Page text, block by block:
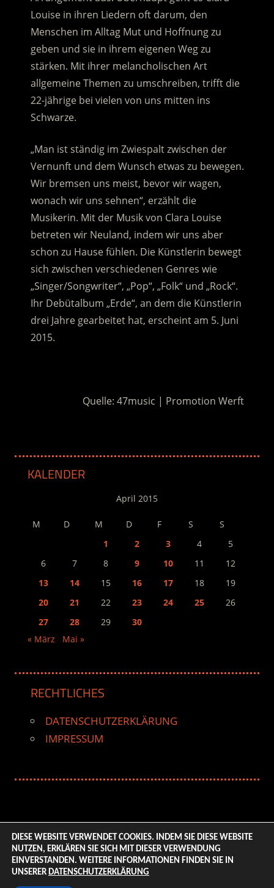
Louise in ihren Liedern oft darum, den
Menschen im Alltag Mut und Hoffnung zu
geben und sie in ihrem eigenen Weg zu
stärken. Mit ihrer melancholischen Art
allgemeine Themen zu umschreiben, trifft die
22-jährige bei vielen von uns mitten ins
Schwarze.
„Man ist ständig im Zwiespalt zwischen der
Vernunft und dem Wunsch etwas zu bewegen.
Wir bremsen uns meist, bevor wir wagen,
wonach wir uns sehnen“, erzählt die
Musikerin. Mit der Musik von Clara Louise
betreten wir Neuland, indem wir uns aber
schon zu Hause fühlen. Die Künstlerin bewegt
sich zwischen verschiedenen Genres wie
„Singer/Songwriter“, „Pop“, „Folk“ und „Rock“.
Ihr Debütalbum „Erde“, an dem die Künstlerin
drei Jahre gearbeitet hat, erscheint am 5. Juni
2015.
Quelle: 47music | Promotion Werft
KALENDER
April 2015
M D M D F S
S
1
2 3 4
5
6
7 8 9 10 11
12
13
14 15 16 17 18
19
20
21 22 23 24 25
26
27
28 29
30
« März
Mai »
RECHTLICHES
DATENSCHUTZERKLÄRUNG
IMPRESSUM
© 2026 ENTERTAINMENT BASE – Life & Style Magazine.
All Rights Reserved. | Based on
DIESE WEBSITE VERWENDET COOKIES. INDEM SIE DIESE WEBSITE
NUTZEN, ERKLÄREN SIE SICH MIT DIESER VERWENDUNG
EINVERSTANDEN. WEITERE INFORMATIONEN FINDEN SIE IN
UNSERER DATENSCHUTZERKLÄRUNG